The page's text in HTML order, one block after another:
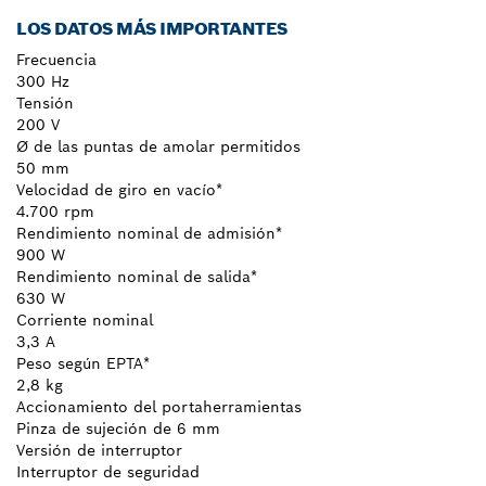
LOS DATOS MÁS IMPORTANTES
Frecuencia
300 Hz
Tensión
200 V
Ø de las puntas de amolar permitidos
50 mm
Velocidad de giro en vacío*
4.700 rpm
Rendimiento nominal de admisión*
900 W
Rendimiento nominal de salida*
630 W
Corriente nominal
3,3 A
Peso según EPTA*
2,8 kg
Accionamiento del portaherramientas
Pinza de sujeción de 6 mm
Versión de interruptor
Interruptor de seguridad